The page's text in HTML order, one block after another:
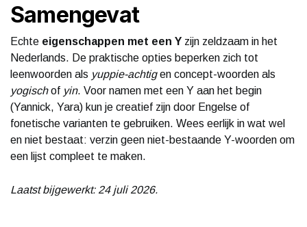
Samengevat
Echte eigenschappen met een Y zijn zeldzaam in het
Nederlands. De praktische opties beperken zich tot
leenwoorden als yuppie-achtigen concept-woorden als
yogischof yin. Voor namen met een Y aan het begin
(Yannick, Yara) kun je creatief zijn door Engelse of
fonetische varianten te gebruiken. Wees eerlijk in wat wel
en niet bestaat: verzin geen niet-bestaande Y-woorden om
een lijst compleet te maken.
Laatst bijgewerkt: 24 juli 2026.